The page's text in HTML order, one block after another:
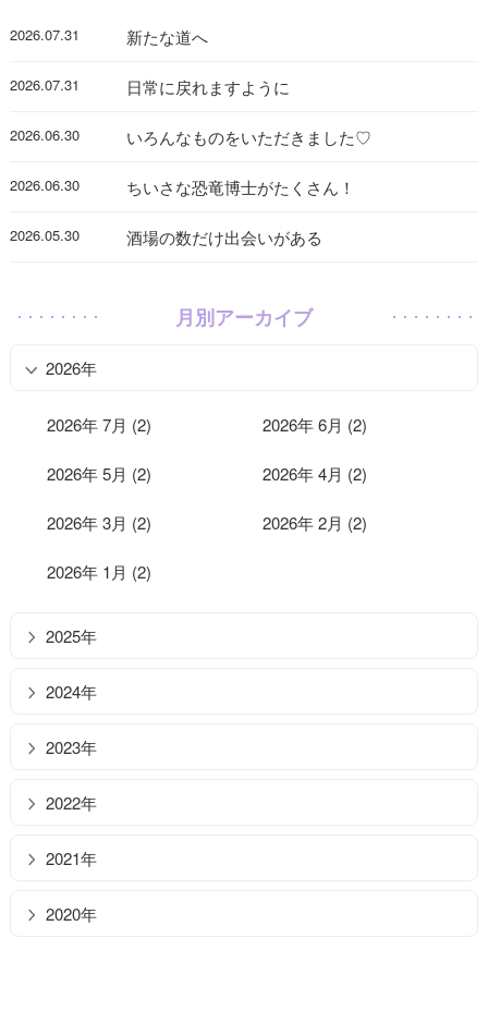
2026.07.31 新たな道へ
2026.07.31 日常に戻れますように
2026.06.30 いろんなものをいただきました♡
2026.06.30 ちいさな恐竜博士がたくさん！
2026.05.30 酒場の数だけ出会いがある
月別アーカイブ
2026年
2026年 7月 (2) 2026年 6月 (2)
2026年 5月 (2) 2026年 4月 (2)
2026年 3月 (2) 2026年 2月 (2)
2026年 1月 (2)
2025年
2024年
2023年
2022年
2021年
2020年